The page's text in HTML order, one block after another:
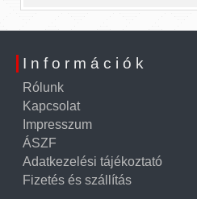
Információk
Rólunk
Kapcsolat
Impresszum
ÁSZF
Adatkezelési tájékoztató
Fizetés és szállítás